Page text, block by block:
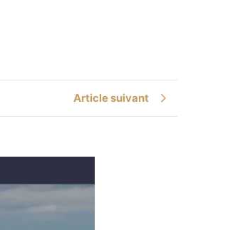
Article suivant